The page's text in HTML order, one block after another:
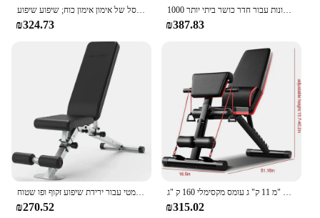
ספסל משקל מתכוונן עבור אימון גוף מלא; ספסל העיתונות ספסל של אימון אימון כוח; שיפוע שיפוע
₪324.73
1000 של ספסל משקל קיבולת כבד | 9-4-4 כמעט 90 ° שיפוע שיפוע שיפוע הרמת ספסל העיתונות עבור חדר כושר ביתי יותר
₪387.83
ספסל משקל מתכוונן חדר כושר גופני מתקפל עם מנעול אוטומטי עבור ירידת שיפוע זקוף ופו שטוח
₪270.52
ספסל מתכוונן מתקפל מפסל עור פלדה עור יציב גובה מתכוונן 40-102 ס "מ 11 ק" ג עומס מקסימלי 160 ק "ג
₪315.02